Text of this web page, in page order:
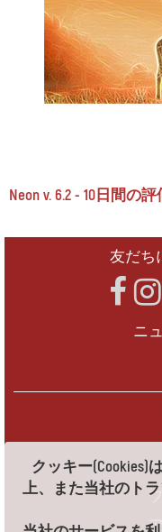
クッキー(Cookies)
上、また当社のト
Neon v. 6.2 - 10日間の
友だち
ニ